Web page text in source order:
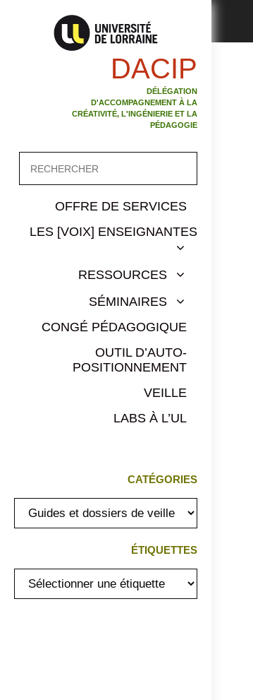
CATÉGORIES
ÉTIQUETTES
DACIP
DÉLÉGATION
D'ACCOMPAGNEMENT À LA
CRÉATIVITÉ, L'INGÉNIERIE ET LA
PÉDAGOGIE
OFFRE DE SERVICES
LES [VOIX] ENSEIGNANTES
RESSOURCES
SÉMINAIRES
CONGÉ PÉDAGOGIQUE
OUTIL D’AUTO-
POSITIONNEMENT
VEILLE
LABS À L’UL